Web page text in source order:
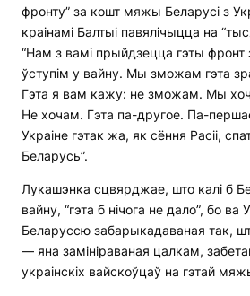
фронту” за кошт мяжы Беларусі з
краінамі Балтыі павялічыцца на
“Нам з вамі прыйдзецца гэты
ўступім у вайну. Мы зможам гэта
Гэта я вам кажу: не зможам. Мы
Не хочам. Гэта па-другое. Па-
Украіне гэтак жа, як сёння Расіі,
Беларусь”.
Лукашэнка сцвярджае, што калі б
вайну, “гэта б нічога не дало”, бо
Беларуссю забарыкадаваная так,
— яна замініраваная цалкам,
украінскіх вайскоўцаў на гэтай